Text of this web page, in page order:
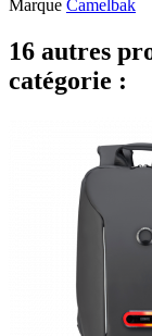
Marque Camelbak
16 autres
catégorie :